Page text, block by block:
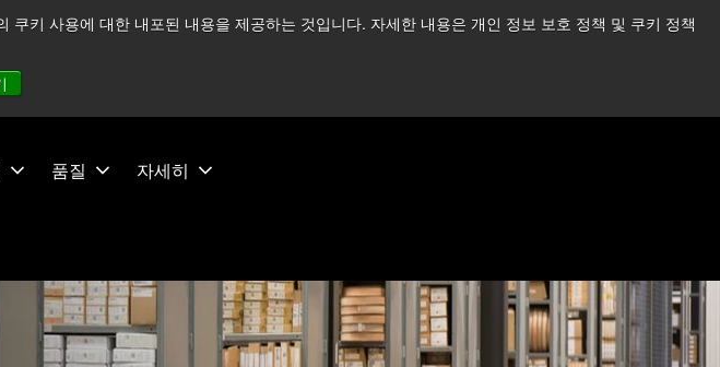
키 사용에 대한 내포된 내용을 제공하는 것입니다. 자세한 내용은 개인 정보 보호 정책 및 쿠키 정책
는 정상적으로 운영되고 있습니다. 더 읽어보기 →
품질 자세히